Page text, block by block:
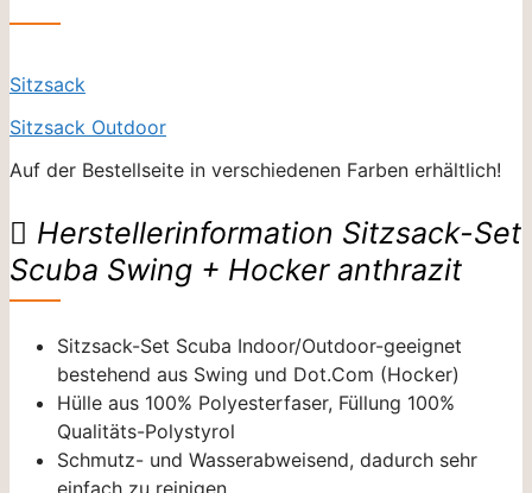
Sitzsack
Sitzsack Outdoor
Auf der Bestellseite in verschiedenen Farben erhältlich!
Herstellerinformation Sitzsack-Set
Scuba Swing + Hocker anthrazit
Sitzsack-Set Scuba Indoor/Outdoor-geeignet
bestehend aus Swing und Dot.Com (Hocker)
Hülle aus 100% Polyesterfaser, Füllung 100%
Qualitäts-Polystyrol
Schmutz- und Wasserabweisend, dadurch sehr
einfach zu reinigen